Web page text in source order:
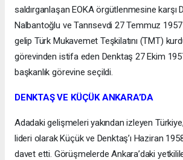
saldırganlaşan EOKA örgütlenmesine karşı
Nalbantoğlu ve Tanrısevdi 27 Temmuz
gelip Türk Mukavemet Teşkilatını (TMT)
görevinden istifa eden Denktaş 27 Ekim
başkanlık görevine seçildi.
DENKTAŞ VE KÜÇÜK ANKARA’DA
Adadaki gelişmeleri yakından izleyen
lideri olarak Küçük ve Denktaş’ı Haziran
davet etti. Görüşmelerde Ankara’daki